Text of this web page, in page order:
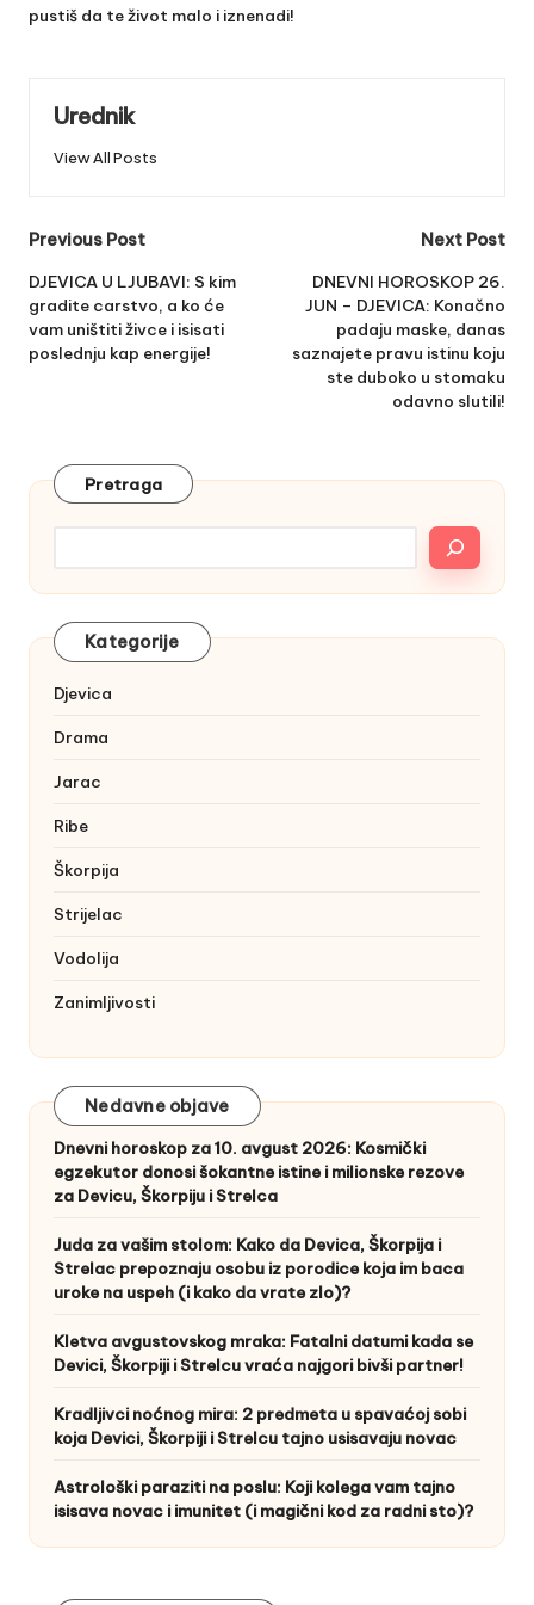
pustiš da te život malo i iznenadi!
Urednik
View All Posts
Post
navigation
Previous Post
DJEVICA U LJUBAVI: S kim
gradite carstvo, a ko će
vam uništiti živce i isisati
poslednju kap energije!
Next Post
DNEVNI HOROSKOP 26.
JUN – DJEVICA: Konačno
padaju maske, danas
saznajete pravu istinu koju
ste duboko u stomaku
odavno slutili!
Pretraga
Kategorije
Djevica
Drama
Jarac
Ribe
Škorpija
Strijelac
Vodolija
Zanimljivosti
Nedavne objave
Dnevni horoskop za 10. avgust 2026: Kosmički
egzekutor donosi šokantne istine i milionske rezove
za Devicu, Škorpiju i Strelca
Juda za vašim stolom: Kako da Devica, Škorpija i
Strelac prepoznaju osobu iz porodice koja im baca
uroke na uspeh (i kako da vrate zlo)?
Kletva avgustovskog mraka: Fatalni datumi kada se
Devici, Škorpiji i Strelcu vraća najgori bivši partner!
Kradljivci noćnog mira: 2 predmeta u spavaćoj sobi
koja Devici, Škorpiji i Strelcu tajno usisavaju novac
Astrološki paraziti na poslu: Koji kolega vam tajno
isisava novac i imunitet (i magični kod za radni sto)?